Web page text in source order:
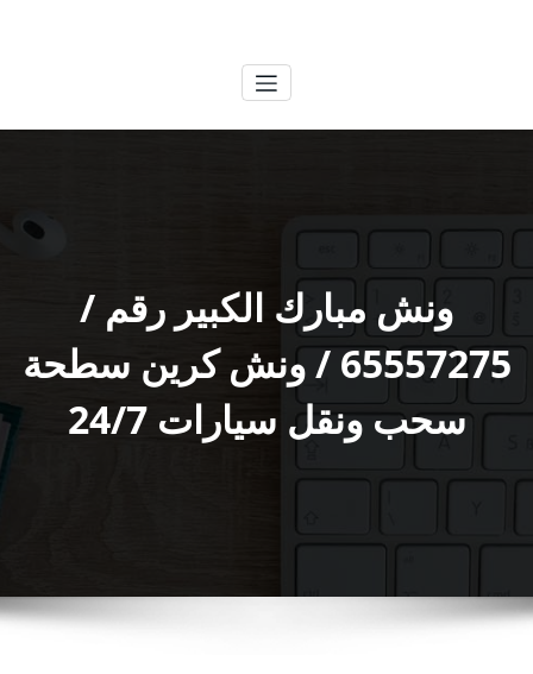
ونش مبارك الكبير رقم /
65557275 / ونش كرين سطحة
سحب ونقل سيارات 24/7